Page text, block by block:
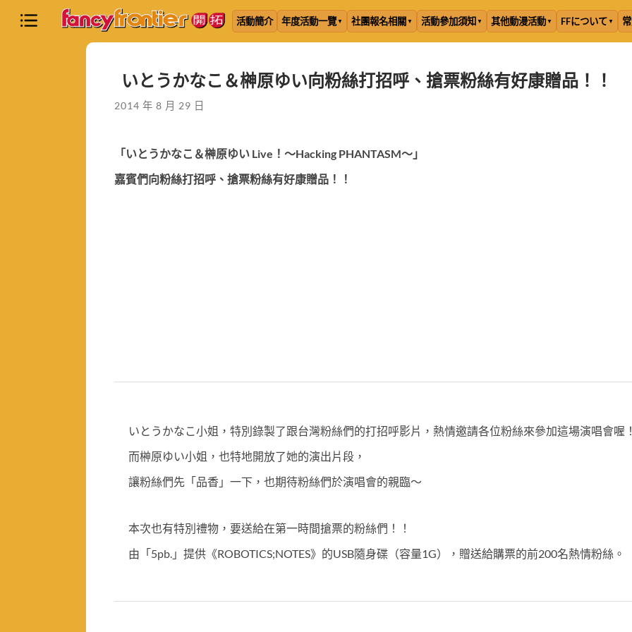
活動簡介 年度活動一覽 社團報名相關 活動參加須知 其他動漫活動 FFについて
いとうかなこ＆榊原ゆい向粉絲打招呼、搶票粉絲有好康贈品！！
2014 年 8 月 29 日
「いとうかなこ＆榊原ゆい Live！～Hacking PHANTASM～」
嘉賓們向粉絲打招呼、搶票粉絲有好康贈品！！
いとうかなこ小姐，特別錄製了跟台灣粉絲們的打招呼影片，熱情邀請各位粉絲來參加這場演唱會喔
而榊原ゆい小姐，也特地開放了她的演出片段，
讓粉絲們先「品香」一下，也期待粉絲們於演唱會的親臨～
本次也有特別禮物，要送給在第一時間搶票的粉絲們！！
由「5pb.」提供《ROBOTICS;NOTES》的USB隨身碟（容量1G）， 贈送給購票的前200名熱情粉絲。